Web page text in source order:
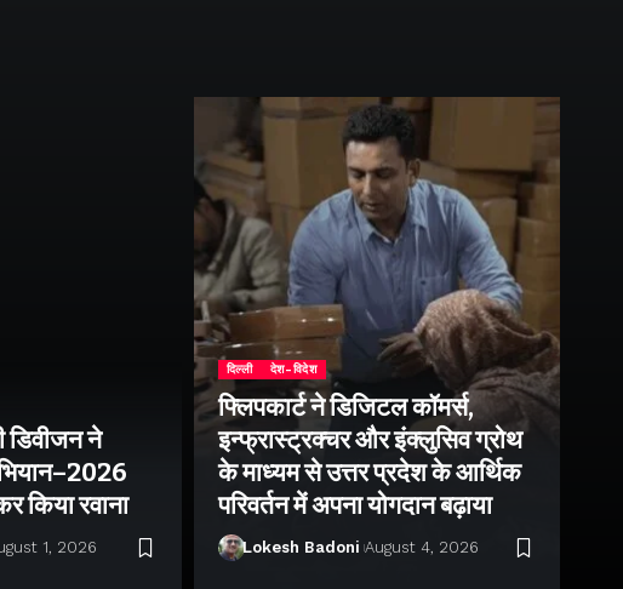
डिवीजन ने
किया रवाना
1, 2026
दिल्ली देश-विदेश
फ्लिपकार्ट ने डिजिटल कॉमर्स,
इन्फ्रास्ट्रक्चर और इंक्लुसिव ग्रोथ
के माध्यम से उत्तर प्रदेश के आर्थिक
परिवर्तन में अपना योगदान बढ़ाया
Lokesh Badoni August 4, 2026